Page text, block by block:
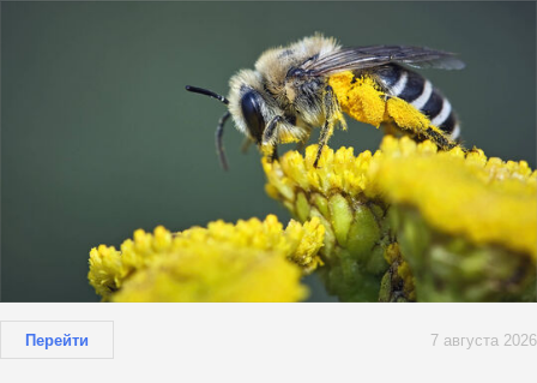
Перейти 7 августа 2026